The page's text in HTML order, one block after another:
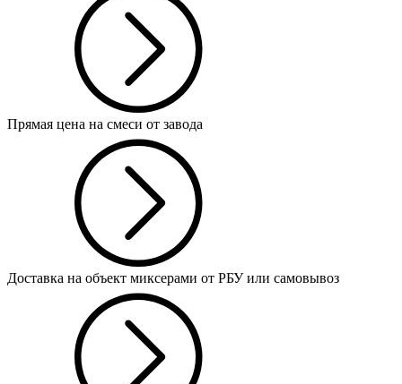
Прямая цена на смеси от завода
Доставка на объект миксерами от РБУ или самовывоз